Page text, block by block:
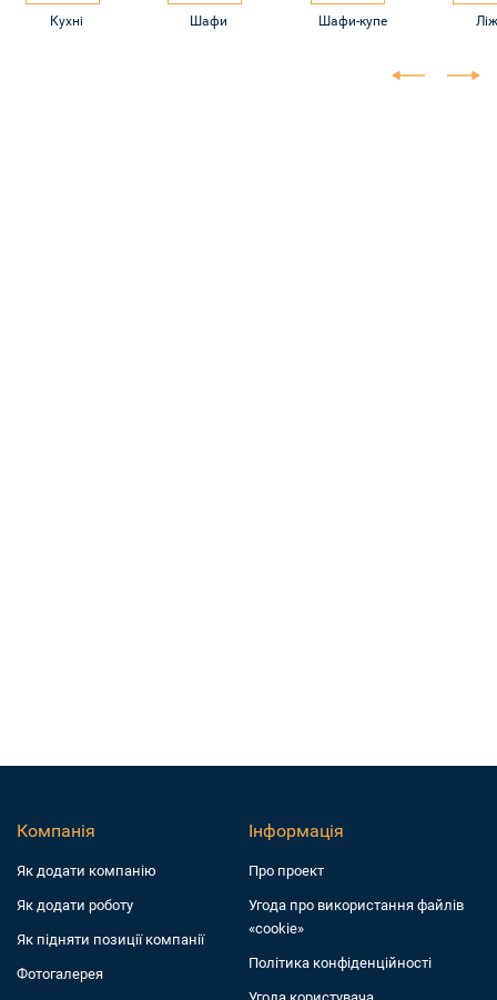
Кухні Шафи Шафи-купе
Компанія
Як додати компанiю
Як додати роботу
Як підняти позиції компанії
Фотогалерея
Інформація
Про проект
Угода про використання файлів
«cookie»
Політика конфіденційності